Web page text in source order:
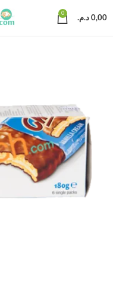
0
0,00 د.م.